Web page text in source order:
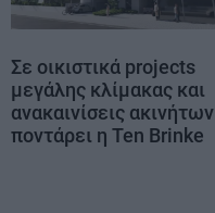
Σε οικιστικά projects
μεγάλης κλίμακας και
ανακαινίσεις ακινήτων
ποντάρει η Ten Brinke